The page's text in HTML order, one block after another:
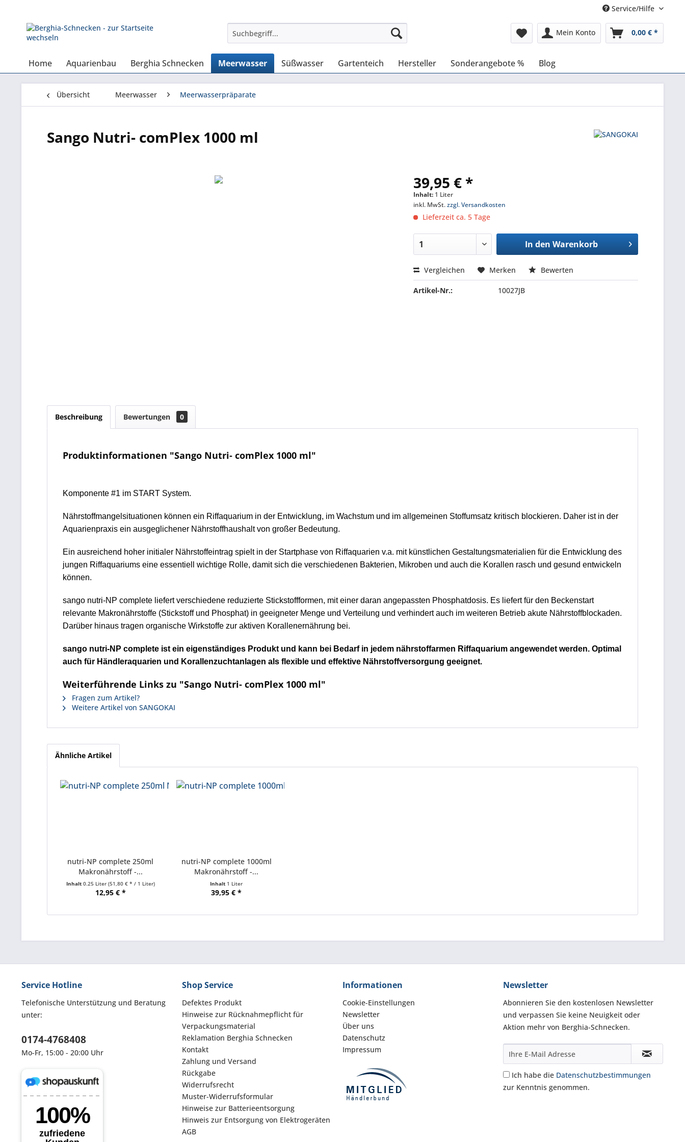
Service/Hilfe
Mein Konto 0,00 € *
Home Aquarienbau Berghia Schnecken Meerwasser Süßwasser Gartenteich Hersteller Sonderangebote % Blog
Übersicht Meerwasser Meerwasserpräparate
Sango Nutri- comPlex 1000 ml
39,95 € *
Inhalt: 1 Liter
inkl. MwSt.zzgl. Versandkosten
Lieferzeit ca. 5 Tage
In den Warenkorb
Vergleichen Merken Bewerten
Artikel-Nr.: 10027JB
Beschreibung Bewertungen 0
Produktinformationen "Sango Nutri- comPlex 1000 ml"
Komponente #1 im START System.
Nährstoffmangelsituationen können ein Riffaquarium in der Entwicklung, im Wachstum und im allgemeinen Stoffumsatz kritisch blockieren. Daher ist in der
Aquarienpraxis ein ausgeglichener Nährstoffhaushalt von großer Bedeutung.
Ein ausreichend hoher initialer Nährstoffeintrag spielt in der Startphase von Riffaquarien v.a. mit künstlichen Gestaltungsmaterialien für die Entwicklung des
jungen Riffaquariums eine essentiell wichtige Rolle, damit sich die verschiedenen Bakterien, Mikroben und auch die Korallen rasch und gesund entwickeln
können.
sango nutri-NP complete liefert verschiedene reduzierte Stickstoffformen, mit einer daran angepassten Phosphatdosis. Es liefert für den Beckenstart
relevante Makronährstoffe (Stickstoff und Phosphat) in geeigneter Menge und Verteilung und verhindert auch im weiteren Betrieb akute Nährstoffblockaden.
Darüber hinaus tragen organische Wirkstoffe zur aktiven Korallenernährung bei.
sango nutri-NP complete ist ein eigenständiges Produkt und kann bei Bedarf in jedem nährstoffarmen Riffaquarium angewendet werden. Optimal
auch für Händleraquarien und Korallenzuchtanlagen als flexible und effektive Nährstoffversorgung geeignet.
Weiterführende Links zu "Sango Nutri- comPlex 1000 ml"
Fragen zum Artikel?
Weitere Artikel von SANGOKAI
Ähnliche Artikel
nutri-NP complete 250ml
Makronährstoff -...
Inhalt 0.25 Liter (51,80 € * / 1 Liter)
12,95 € *
nutri-NP complete 1000ml
Makronährstoff -...
Inhalt 1 Liter
39,95 € *
Service Hotline
Telefonische Unterstützung und Beratung
unter:
0174-4768408
Mo-Fr, 15:00 - 20:00 Uhr
Shop Service
Defektes Produkt
Hinweise zur Rücknahmepflicht für
Verpackungsmaterial
Reklamation Berghia Schnecken
Kontakt
Zahlung und Versand
Rückgabe
Widerrufsrecht
Muster-Widerrufsformular
Hinweise zur Batterieentsorgung
Hinweis zur Entsorgung von Elektrogeräten
AGB
Informationen
Cookie-Einstellungen
Newsletter
Über uns
Datenschutz
Impressum
Newsletter
Abonnieren Sie den kostenlosen Newsletter
und verpassen Sie keine Neuigkeit oder
Aktion mehr von Berghia-Schnecken.
Ich habe die Datenschutzbestimmungen
zur Kenntnis genommen.